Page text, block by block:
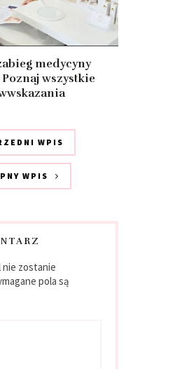
medycyny
wszystkie
WPIS
WPIS
nie zostanie
pola są